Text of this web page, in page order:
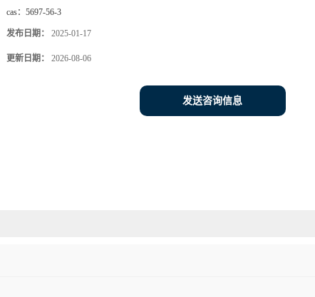
cas： 5697-56-3
发布日期： 2025-01-17
更新日期： 2026-08-06
发送咨询信息